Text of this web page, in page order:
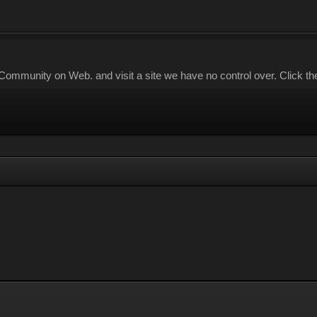
on Web. and visit a site we have no control over. Click